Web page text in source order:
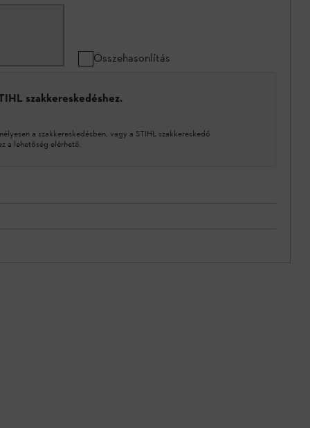
Összehasonlítás
szakkereskedéshez.
a szakkereskedésben, vagy a STIHL szakkereskedő
a lehetőség elérhető.